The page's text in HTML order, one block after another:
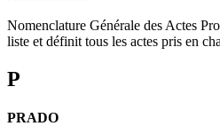
Nomenclature Générale des Actes
liste et définit tous les actes pris en
P
PRADO